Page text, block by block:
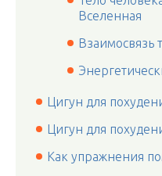
Вселенная
Взаимосвязь
Цигун для
Цигун для
Как упражнения